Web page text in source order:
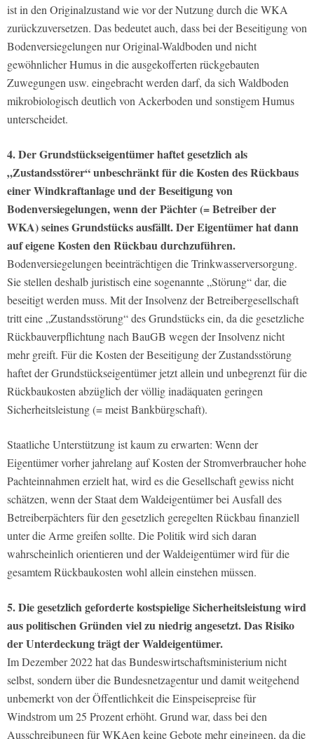
ist in den Originalzustand wie vor der Nutzung durch die WKA
zurückzuversetzen. Das bedeutet auch, dass bei der Beseitigung von
Bodenversiegelungen nur Original-Waldboden und nicht
gewöhnlicher Humus in die ausgekofferten rückgebauten
Zuwegungen usw. eingebracht werden darf, da sich Waldboden
mikrobiologisch deutlich von Ackerboden und sonstigem Humus
unterscheidet.
4. Der Grundstückseigentümer haftet gesetzlich als
„Zustandsstörer“ unbeschränkt für die Kosten des Rückbaus
einer Windkraftanlage und der Beseitigung von
Bodenversiegelungen, wenn der Pächter (= Betreiber der
WKA) seines Grundstücks ausfällt. Der Eigentümer hat dann
auf eigene Kosten den Rückbau durchzuführen.
Bodenversiegelungen beeinträchtigen die Trinkwasserversorgung.
Sie stellen deshalb juristisch eine sogenannte „Störung“ dar, die
beseitigt werden muss. Mit der Insolvenz der Betreibergesellschaft
tritt eine „Zustandsstörung“ des Grundstücks ein, da die gesetzliche
Rückbauverpflichtung nach BauGB wegen der Insolvenz nicht
mehr greift. Für die Kosten der Beseitigung der Zustandsstörung
haftet der Grundstückseigentümer jetzt allein und unbegrenzt für die
Rückbaukosten abzüglich der völlig inadäquaten geringen
Sicherheitsleistung (= meist Bankbürgschaft).
Staatliche Unterstützung ist kaum zu erwarten: Wenn der
Eigentümer vorher jahrelang auf Kosten der Stromverbraucher hohe
Pachteinnahmen erzielt hat, wird es die Gesellschaft gewiss nicht
schätzen, wenn der Staat dem Waldeigentümer bei Ausfall des
Betreiberpächters für den gesetzlich geregelten Rückbau finanziell
unter die Arme greifen sollte. Die Politik wird sich daran
wahrscheinlich orientieren und der Waldeigentümer wird für die
gesamtem Rückbaukosten wohl allein einstehen müssen.
5. Die gesetzlich geforderte kostspielige Sicherheitsleistung wird
aus politischen Gründen viel zu niedrig angesetzt. Das Risiko
der Unterdeckung trägt der Waldeigentümer.
Im Dezember 2022 hat das Bundeswirtschaftsministerium nicht
selbst, sondern über die Bundesnetzagentur und damit weitgehend
unbemerkt von der Öffentlichkeit die Einspeisepreise für
Windstrom um 25 Prozent erhöht. Grund war, dass bei den
Ausschreibungen für WKAen keine Gebote mehr eingingen, da die